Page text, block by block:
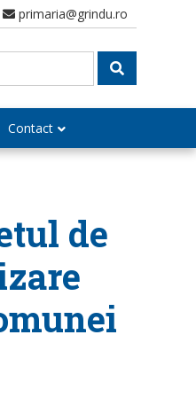
primaria@grindu.ro
Contact
de